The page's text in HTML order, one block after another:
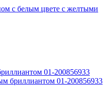
с белым цвете с желтыми
бриллиантом 01-200856933